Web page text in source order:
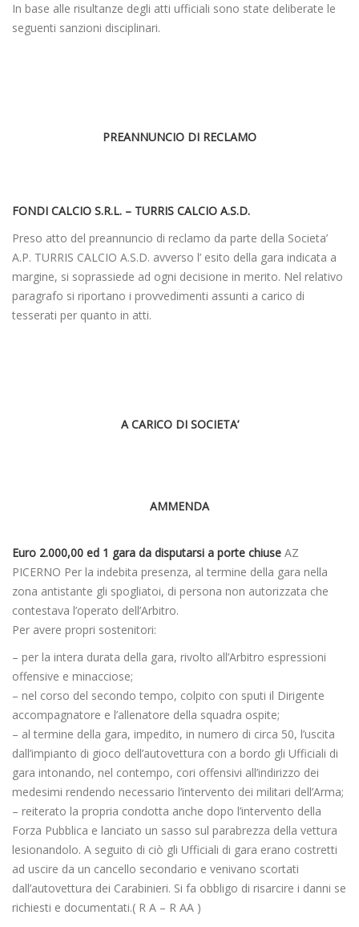
In base alle risultanze degli atti ufficiali sono state deliberate le
seguenti sanzioni disciplinari.
PREANNUNCIO DI RECLAMO
FONDI CALCIO S.R.L. – TURRIS CALCIO A.S.D.
Preso atto del preannuncio di reclamo da parte della Societa’
A.P. TURRIS CALCIO A.S.D. avverso l’ esito della gara indicata a
margine, si soprassiede ad ogni decisione in merito. Nel relativo
paragrafo si riportano i provvedimenti assunti a carico di
tesserati per quanto in atti.
A CARICO DI SOCIETA’
AMMENDA
Euro 2.000,00 ed 1 gara da disputarsi a porte chiuse AZ
PICERNO Per la indebita presenza, al termine della gara nella
zona antistante gli spogliatoi, di persona non autorizzata che
contestava l’operato dell’Arbitro.
Per avere propri sostenitori:
– per la intera durata della gara, rivolto all’Arbitro espressioni
offensive e minacciose;
– nel corso del secondo tempo, colpito con sputi il Dirigente
accompagnatore e l’allenatore della squadra ospite;
– al termine della gara, impedito, in numero di circa 50, l’uscita
dall’impianto di gioco dell’autovettura con a bordo gli Ufficiali di
gara intonando, nel contempo, cori offensivi all’indirizzo dei
medesimi rendendo necessario l’intervento dei militari dell’Arma;
– reiterato la propria condotta anche dopo l’intervento della
Forza Pubblica e lanciato un sasso sul parabrezza della vettura
lesionandolo. A seguito di ciò gli Ufficiali di gara erano costretti
ad uscire da un cancello secondario e venivano scortati
dall’autovettura dei Carabinieri. Si fa obbligo di risarcire i danni se
richiesti e documentati.( R A – R AA )